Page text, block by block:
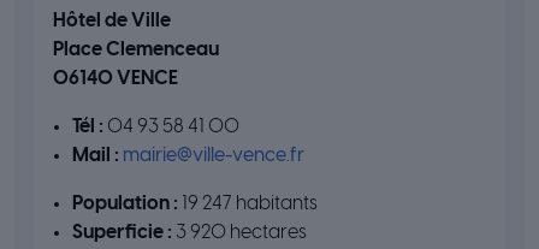
Hôtel de Ville
Place Clemenceau
06140 VENCE
Tél : 04 93 58 41 00
Mail : mairie@ville-vence.fr
Population : 19 247 habitants
Superficie : 3 920 hectares